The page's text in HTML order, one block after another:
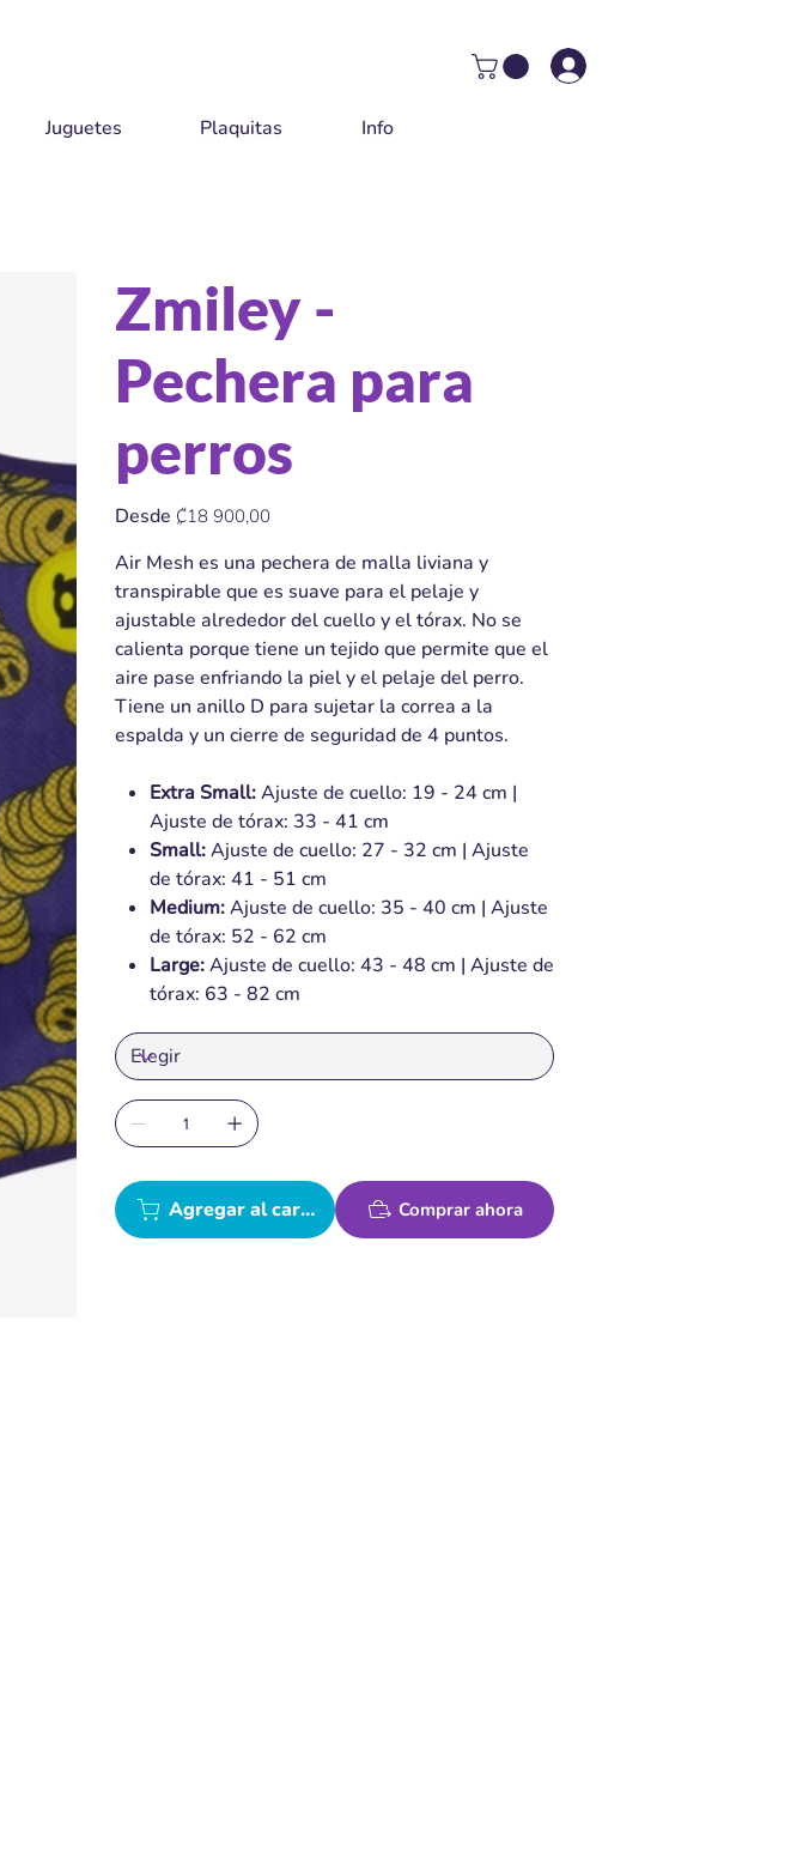
Juguetes Plaquitas Info
Zmiley -
Pechera para
perros
Desde Precio
₡18 900,00
Air Mesh es una pechera de malla liviana y
transpirable que es suave para el pelaje y
ajustable alrededor del cuello y el tórax. No se
calienta porque tiene un tejido que permite que el
aire pase enfriando la piel y el pelaje del perro.
Tiene un anillo D para sujetar la correa a la
espalda y un cierre de seguridad de 4 puntos.
Extra Small:Ajuste de cuello: 19 - 24 cm |
Ajuste de tórax: 33 - 41 cm
Small:Ajuste de cuello: 27 - 32 cm | Ajuste
de tórax: 41 - 51 cm
Medium:Ajuste de cuello: 35 - 40 cm | Ajuste
de tórax: 52 - 62 cm
Large:Ajuste de cuello: 43 - 48 cm | Ajuste de
tórax: 63 - 82 cm
Agregar al carrito Comprar ahora